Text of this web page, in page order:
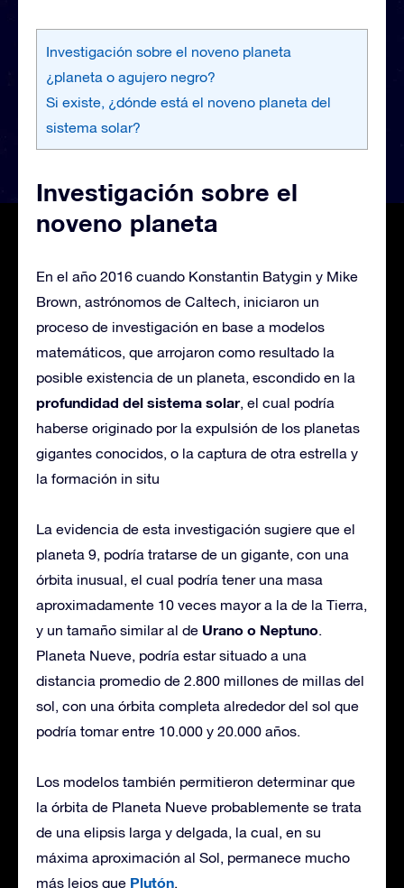
Investigación sobre el noveno planeta
¿planeta o agujero negro?
Si existe, ¿dónde está el noveno planeta del
sistema solar?
Investigación sobre el
noveno planeta
En el año 2016 cuando Konstantin Batygin y Mike
Brown, astrónomos de Caltech, iniciaron un
proceso de investigación en base a modelos
matemáticos, que arrojaron como resultado la
posible existencia de un planeta, escondido en la
profundidad del sistema solar, el cual podría
haberse originado por la expulsión de los planetas
gigantes conocidos, o la captura de otra estrella y
la formación in situ
La evidencia de esta investigación sugiere que el
planeta 9, podría tratarse de un gigante, con una
órbita inusual, el cual podría tener una masa
aproximadamente 10 veces mayor a la de la Tierra,
y un tamaño similar al de Urano o Neptuno.
Planeta Nueve, podría estar situado a una
distancia promedio de 2.800 millones de millas del
sol, con una órbita completa alrededor del sol que
podría tomar entre 10.000 y 20.000 años.
Los modelos también permitieron determinar que
la órbita de Planeta Nueve probablemente se trata
de una elipsis larga y delgada, la cual, en su
máxima aproximación al Sol, permanece mucho
más lejos que Plutón.